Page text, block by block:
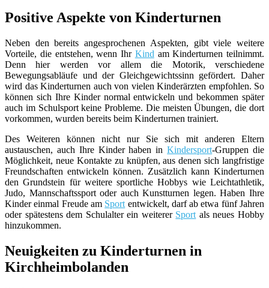
Positive Aspekte von Kinderturnen
Neben den bereits angesprochenen Aspekten, gibt viele weitere
Vorteile, die entstehen, wenn Ihr Kind am Kinderturnen teilnimmt.
Denn hier werden vor allem die Motorik, verschiedene
Bewegungsabläufe und der Gleichgewichtssinn gefördert. Daher
wird das Kinderturnen auch von vielen Kinderärzten empfohlen. So
können sich Ihre Kinder normal entwickeln und bekommen später
auch im Schulsport keine Probleme. Die meisten Übungen, die dort
vorkommen, wurden bereits beim Kinderturnen trainiert.
Des Weiteren können nicht nur Sie sich mit anderen Eltern
austauschen, auch Ihre Kinder haben inKindersport-Gruppen die
Möglichkeit, neue Kontakte zu knüpfen, aus denen sich langfristige
Freundschaften entwickeln können. Zusätzlich kann Kinderturnen
den Grundstein für weitere sportliche Hobbys wie Leichtathletik,
Judo, Mannschaftssport oder auch Kunstturnen legen. Haben Ihre
Kinder einmal Freude am Sport entwickelt, darf ab etwa fünf Jahren
oder spätestens dem Schulalter ein weiterer Sport als neues Hobby
hinzukommen.
Neuigkeiten zu Kinderturnen in
Kirchheimbolanden